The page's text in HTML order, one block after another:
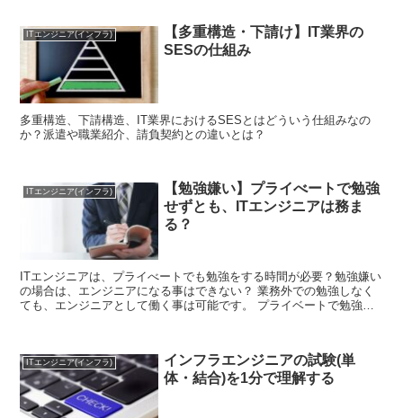
ITエンジニア(インフラ)
【多重構造・下請け】IT業界の
SESの仕組み
多重構造、下請構造、IT業界におけるSESとはどういう仕組みなの
か？派遣や職業紹介、請負契約との違いとは？
ITエンジニア(インフラ)
【勉強嫌い】プライべートで勉強
せずとも、ITエンジニアは務ま
る？
ITエンジニアは、プライべートでも勉強をする時間が必要？勉強嫌い
の場合は、エンジニアになる事はできない？ 業務外での勉強しなく
ても、エンジニアとして働く事は可能です。 プライベートで勉強が
ITエンジニア(インフラ)
インフラエンジニアの試験(単
体・結合)を1分で理解する